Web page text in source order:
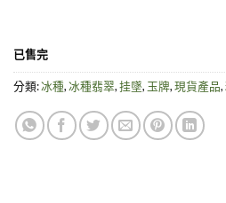
已售完
分類:冰種,冰種翡翠,挂墜, 玉牌,現貨產品,